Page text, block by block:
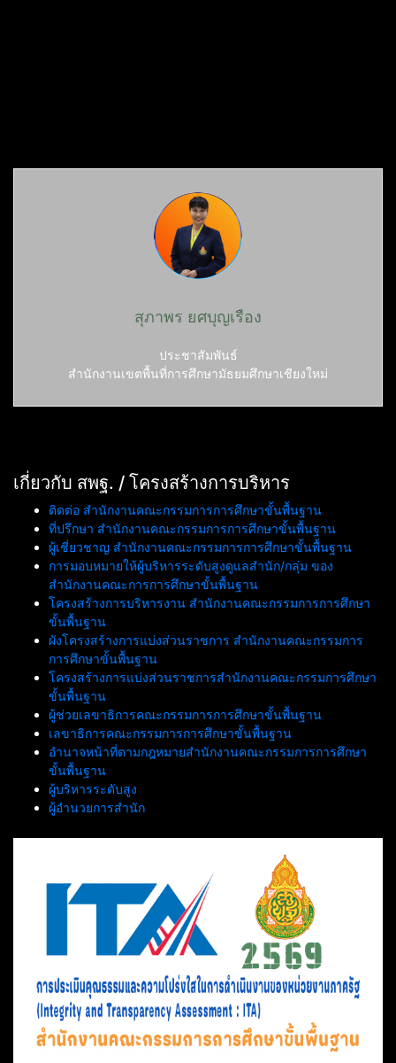
สุภาพร ยศบุญเรือง
ประชาสัมพันธ์
สำนักงานเขตพื้นที่การศึกษามัธยมศึกษาเชียงใหม่
เกี่ยวกับ สพฐ. / โครงสร้างการบริหาร
ติดต่อ สำนักงานคณะกรรมการการศึกษาขั้นพื้นฐาน
ที่ปรึกษา สำนักงานคณะกรรมการการศึกษาขั้นพื้นฐาน
ผู้เชี่ยวชาญ สำนักงานคณะกรรมการการศึกษาขั้นพื้นฐาน
การมอบหมายให้ผู้บริหารระดับสูงดูแลสำนัก/กลุ่ม ของ
สำนักงานคณะการการศึกษาขั้นพื้นฐาน
โครงสร้างการบริหารงาน สำนักงานคณะกรรมการการศึกษา
ขั้นพื้นฐาน
ผังโครงสร้างการแบ่งส่วนราชการ สำนักงานคณะกรรมการ
การศึกษาขั้นพื้นฐาน
โครงสร้างการแบ่งส่วนราชการสำนักงานคณะกรรมการศึกษา
ขั้นพื้นฐาน
ผู้ช่วยเลขาธิการคณะกรรมการการศึกษาขั้นพื้นฐาน
เลขาธิการคณะกรรมการการศึกษาขั้นพื้นฐาน
อำนาจหน้าที่ตามกฎหมายสำนักงานคณะกรรมการการศึกษา
ขั้นพื้นฐาน
ผู้บริหารระดับสูง
ผู้อำนวยการสำนัก